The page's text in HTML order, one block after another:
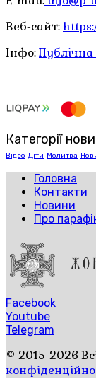
Веб-сайт:
Інфо:
Категорії
Відео Діти Молитва
Головна
Контакти
Новини
Про
Facebook
Youtube
Telegram
© 2015-2026